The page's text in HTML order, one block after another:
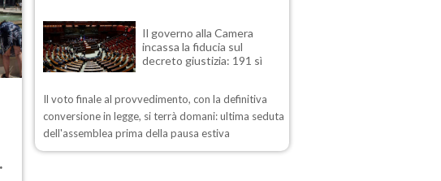
Il governo alla Camera
incassa la fiducia sul
decreto giustizia: 191 sì
Il voto finale al provvedimento, con la definitiva
conversione in legge, si terrà domani: ultima seduta
dell'assemblea prima della pausa estiva